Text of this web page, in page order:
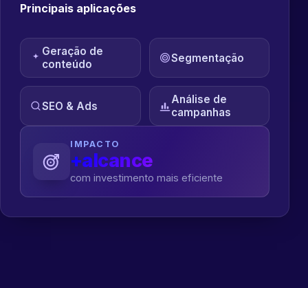
Principais aplicações
Geração de
conteúdo
Segmentação
SEO & Ads
Análise de
campanhas
IMPACTO
+alcance
com investimento mais eficiente